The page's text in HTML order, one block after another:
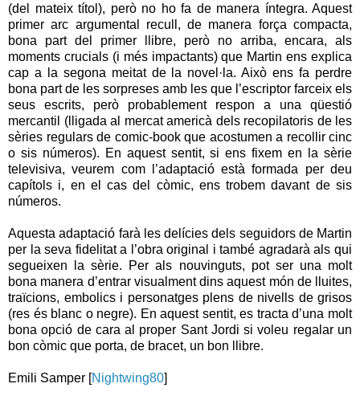
(del mateix títol), però no ho fa de manera íntegra. Aquest
primer arc argumental recull, de manera força compacta,
bona part del primer llibre, però no arriba, encara, als
moments crucials (i més impactants) que Martin ens explica
cap a la segona meitat de la novel·la. Això ens fa perdre
bona part de les sorpreses amb les que l’escriptor farceix els
seus escrits, però probablement respon a una qüestió
mercantil (lligada al mercat americà dels recopilatoris de les
sèries regulars de comic-book que acostumen a recollir cinc
o sis números). En aquest sentit, si ens fixem en la sèrie
televisiva, veurem com l’adaptació està formada per deu
capítols i, en el cas del còmic, ens trobem davant de sis
números.
Aquesta adaptació farà les delícies dels seguidors de Martin
per la seva fidelitat a l’obra original i també agradarà als qui
segueixen la sèrie. Per als nouvinguts, pot ser una molt
bona manera d’entrar visualment dins aquest món de lluites,
traïcions, embolics i personatges plens de nivells de grisos
(res és blanc o negre). En aquest sentit, es tracta d’una molt
bona opció de cara al proper Sant Jordi si voleu regalar un
bon còmic que porta, de bracet, un bon llibre.
Emili Samper [Nightwing80]